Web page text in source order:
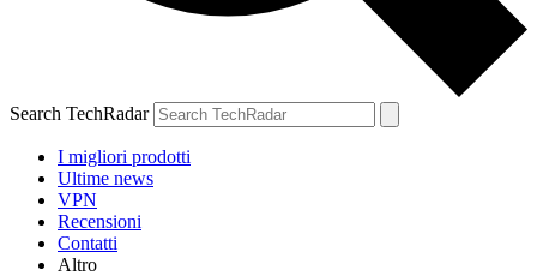
Search TechRadar
I migliori prodotti
Ultime news
VPN
Recensioni
Contatti
Altro